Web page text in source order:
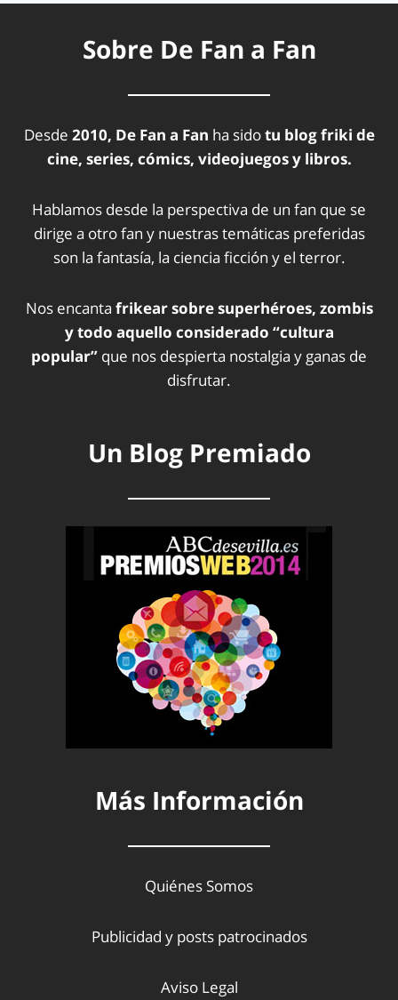
Sobre De Fan a Fan
Desde 2010, De Fan a Fan ha sidotu blog friki de
cine, series, cómics, videojuegos y libros.
Hablamos desde la perspectiva de un fan que se
dirige a otro fan y nuestras temáticas preferidas
son la fantasía, la ciencia ficción y el terror.
Nos encanta frikear sobre superhéroes, zombis
y todo aquello considerado “cultura
popular” que nos despierta nostalgia y ganas de
disfrutar.
Un Blog Premiado
Más Información
Quiénes Somos
Publicidad y posts patrocinados
Aviso Legal